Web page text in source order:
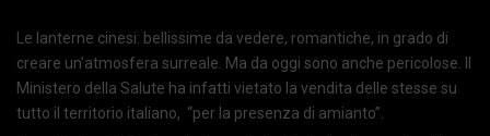
Le lanterne cinesi: bellissime da vedere, romantiche, in grado di
creare un’atmosfera surreale. Ma da oggi sono anche pericolose. Il
Ministero della Salute ha infatti vietato la vendita delle stesse su
tutto il territorio italiano, “per la presenza di amianto”.